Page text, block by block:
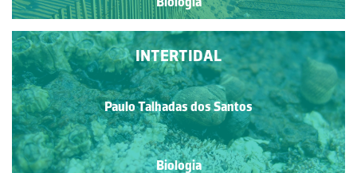
INTERTIDAL
Paulo Talhadas dos Santos
Biologia